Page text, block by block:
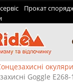
Прокат
окуляри
Goggle E268-